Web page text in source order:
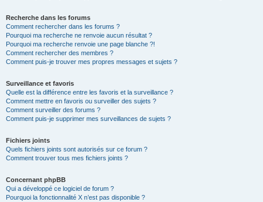
Recherche dans les forums
Comment rechercher dans les forums ?
Pourquoi ma recherche ne renvoie aucun résultat ?
Pourquoi ma recherche renvoie une page blanche ?!
Comment rechercher des membres ?
Comment puis-je trouver mes propres messages et sujets ?
Surveillance et favoris
Quelle est la différence entre les favoris et la surveillance ?
Comment mettre en favoris ou surveiller des sujets ?
Comment surveiller des forums ?
Comment puis-je supprimer mes surveillances de sujets ?
Fichiers joints
Quels fichiers joints sont autorisés sur ce forum ?
Comment trouver tous mes fichiers joints ?
Concernant phpBB
Qui a développé ce logiciel de forum ?
Pourquoi la fonctionnalité X n’est pas disponible ?